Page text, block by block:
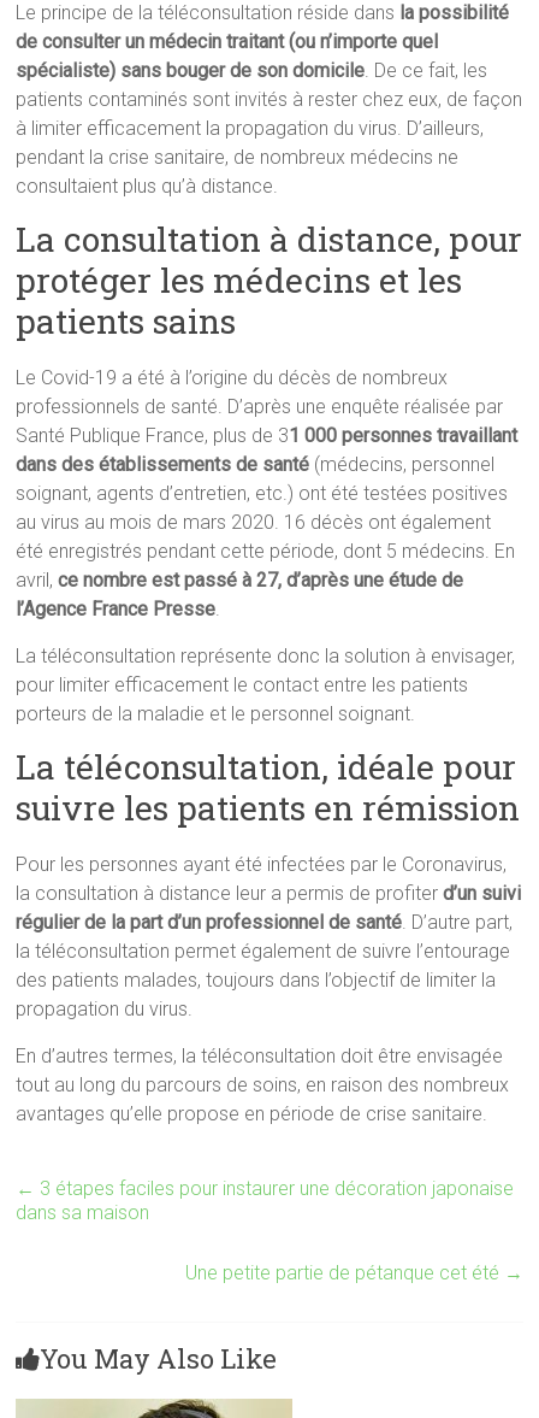
Le principe de la téléconsultation réside dans la possibilité
de consulter un médecin traitant (ou n’importe quel
spécialiste) sans bouger de son domicile. De ce fait, les
patients contaminés sont invités à rester chez eux, de façon
à limiter efficacement la propagation du virus. D’ailleurs,
pendant la crise sanitaire, de nombreux médecins ne
consultaient plus qu’à distance.
La consultation à distance, pour
protéger les médecins et les
patients sains
Le Covid-19 a été à l’origine du décès de nombreux
professionnels de santé. D’après une enquête réalisée par
Santé Publique France, plus de 31 000 personnes travaillant
dans des établissements de santé (médecins, personnel
soignant, agents d’entretien, etc.) ont été testées positives
au virus au mois de mars 2020. 16 décès ont également
été enregistrés pendant cette période, dont 5 médecins. En
avril,ce nombre est passé à 27, d’après une étude de
l’Agence France Presse.
La téléconsultation représente donc la solution à envisager,
pour limiter efficacement le contact entre les patients
porteurs de la maladie et le personnel soignant.
La téléconsultation, idéale pour
suivre les patients en rémission
Pour les personnes ayant été infectées par le Coronavirus,
la consultation à distance leur a permis de profiterd’un suivi
régulier de la part d’un professionnel de santé. D’autre part,
la téléconsultation permet également de suivre l’entourage
des patients malades, toujours dans l’objectif de limiter la
propagation du virus.
En d’autres termes, la téléconsultation doit être envisagée
tout au long du parcours de soins, en raison des nombreux
avantages qu’elle propose en période de crise sanitaire.
← 3 étapes faciles pour instaurer une décoration japonaise
dans sa maison
Une petite partie de pétanque cet été →
You May Also Like